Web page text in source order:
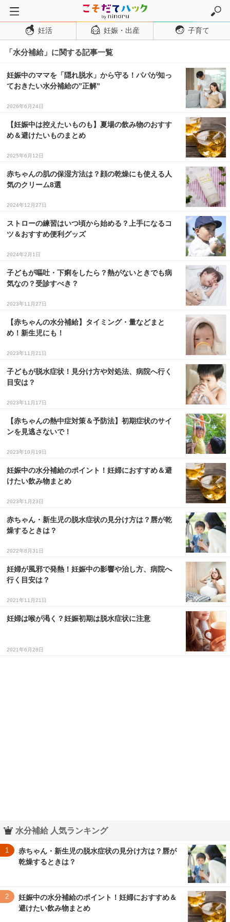
トップページ
妊活
妊娠・出産
妊娠超初期
妊娠初期
妊娠中期
妊娠後期
出産
子育て・育児
２歳児
妊活 妊娠・出産 子育て
「水分補給」に関する記事一覧
妊娠中のママを「隠れ脱水」から守る！パパが知っ
ておきたい水分補給の”正解”
2026年6月24日
【妊娠中は控えたいものも】夏場の飲み物のおすす
め＆避けたいものまとめ
2025年6月12日
赤ちゃんの肌の保湿方法は？顔の乾燥にも使える人
気のクリーム8選
2024年12月27日
ストローの練習はいつ頃から始める？上手になるコ
ツ＆おすすめ便利グッズ
2024年2月1日
子どもが嘔吐・下痢をしたら？熱がないときでも病
気なの？受診すべき？
2023年11月27日
【赤ちゃんの水分補給】タイミング・量などまと
め！新生児にも！
2023年11月21日
子どもが脱水症状！見分け方や対処法、病院へ行く
目安は？
2023年11月17日
【赤ちゃんの熱中症対策＆予防法】初期症状のサイ
ンを見逃さないで！
2023年10月19日
妊娠中の水分補給のポイント！妊婦におすすめ＆避
けたい飲み物まとめ
2023年1月23日
赤ちゃん・新生児の脱水症状の見分け方は？唇が乾
燥するときは？
2022年8月31日
妊婦が風邪で発熱！妊娠中の影響や治し方、病院へ
行く目安は？
2021年11月21日
妊婦は喉が渇く？妊娠初期は脱水症状に注意
2021年6月28日
水分補給 人気ランキング
1
赤ちゃん・新生児の脱水症状の見分け方は？唇が
乾燥するときは？
2
妊娠中の水分補給のポイント！妊婦におすすめ＆
避けたい飲み物まとめ